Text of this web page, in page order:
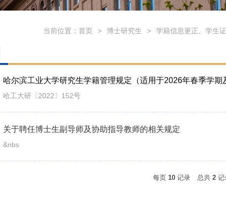
当前位置： 首页 > 博士研究生 > 学籍信息更正、学生
哈尔滨工业大学研究生学籍管理规定（适用于2026年春季学期
哈工大研〔2022〕152号
关于聘任博士生副导师及协助指导教师的相关规定
&nbs
每页 10 记录 总共 2 记